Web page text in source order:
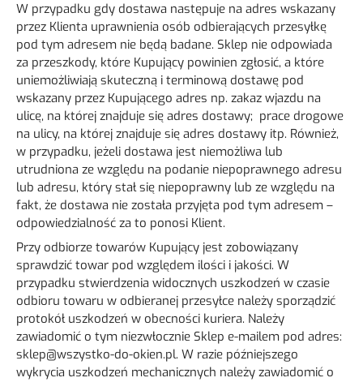
W przypadku gdy dostawa następuje na adres wskazany
przez Klienta uprawnienia osób odbierających przesyłkę
pod tym adresem nie będą badane. Sklep nie odpowiada
za przeszkody, które Kupujący powinien zgłosić, a które
uniemożliwiają skuteczną i terminową dostawę pod
wskazany przez Kupującego adres np. zakaz wjazdu na
ulicę, na której znajduje się adres dostawy; prace drogowe
na ulicy, na której znajduje się adres dostawy itp. Również,
w przypadku, jeżeli dostawa jest niemożliwa lub
utrudniona ze względu na podanie niepoprawnego adresu
lub adresu, który stał się niepoprawny lub ze względu na
fakt, że dostawa nie została przyjęta pod tym adresem –
odpowiedzialność za to ponosi Klient.
Przy odbiorze towarów Kupujący jest zobowiązany
sprawdzić towar pod względem ilości i jakości. W
przypadku stwierdzenia widocznych uszkodzeń w czasie
odbioru towaru w odbieranej przesyłce należy sporządzić
protokół uszkodzeń w obecności kuriera. Należy
zawiadomić o tym niezwłocznie Sklep e-mailem pod adres:
sklep@wszystko-do-okien.pl. W razie późniejszego
wykrycia uszkodzeń mechanicznych należy zawiadomić o